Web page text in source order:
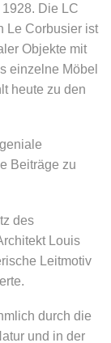
Die LC
Le Corbusier ist
Objekte mit
einzelne Möbel
heute zu den
Beiträge zu
des
Louis
Leitmotiv
durch die
und in der